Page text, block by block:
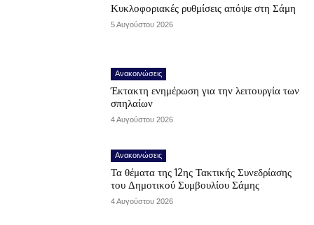
Κυκλοφοριακές ρυθμίσεις απόψε στη Σάμη
5 Αυγούστου 2026
Ανακοινώσεις
Έκτακτη ενημέρωση για την λειτουργία των
σπηλαίων
4 Αυγούστου 2026
Ανακοινώσεις
Τα θέματα της 12ης Τακτικής Συνεδρίασης
του Δημοτικού Συμβουλίου Σάμης
4 Αυγούστου 2026